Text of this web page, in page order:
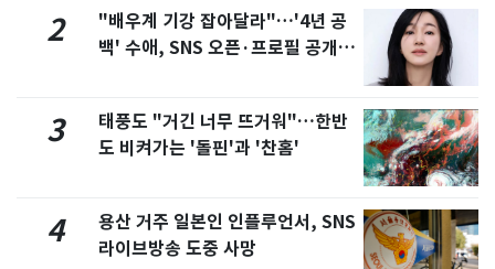
2
"배우계 기강 잡아달라"…'4년 공
백' 수애, SNS 오픈·프로필 공개
3
태풍도 "거긴 너무 뜨거워"…한반
도 비켜가는 '돌핀'과 '찬홈'
4
용산 거주 일본인 인플루언서, SNS
라이브방송 도중 사망